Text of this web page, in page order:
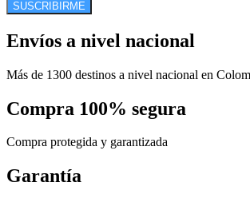
SUSCRIBIRME
Envíos a nivel nacional
Más de 1300 destinos a nivel nacional en
Compra 100% segura
Compra protegida y garantizada
Garantía